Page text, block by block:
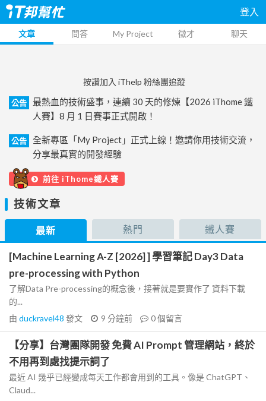
登入
文章 問答 My Project 徵才 聊天
按讚加入 iThelp 粉絲團追蹤
公告
最熱血的技術盛事，連續 30 天的修煉【2026 iThome 鐵
人賽】8 月 1 日賽事正式開啟！
公告
全新專區「My Project」正式上線！邀請你用技術交流，
分享最真實的開發經驗
前往 iThome鐵人賽
技術文章
最新 熱門 鐵人賽
[Machine Learning A-Z [2026] ] 學習筆記 Day3 Data
pre-processing with Python
了解Data Pre-processing的概念後，接著就是要實作了 資料下載
的...
由 duckravel48 發文 9 分鐘前 0個留言
【分享】台灣團隊開發 免費 AI Prompt 管理網站，終於
不用再到處找提示詞了
最近 AI 幾乎已經變成每天工作都會用到的工具。像是 ChatGPT、
Claud...